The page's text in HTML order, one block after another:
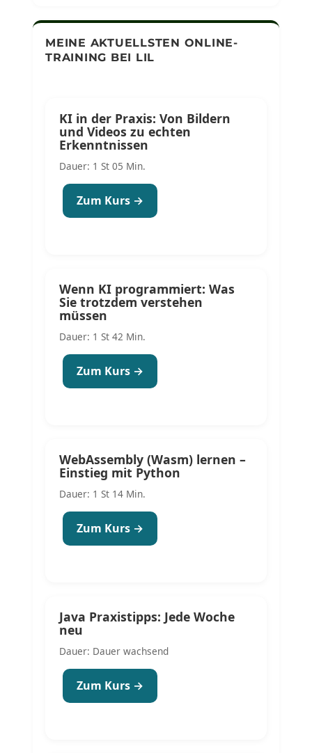
MEINE AKTUELLSTEN ONLINE-
TRAINING BEI LIL
KI in der Praxis: Von Bildern
und Videos zu echten
Erkenntnissen
Dauer: 1 St 05 Min.
Zum Kurs →
Wenn KI programmiert: Was
Sie trotzdem verstehen
müssen
Dauer: 1 St 42 Min.
Zum Kurs →
WebAssembly (Wasm) lernen –
Einstieg mit Python
Dauer: 1 St 14 Min.
Zum Kurs →
Java Praxistipps: Jede Woche
neu
Dauer: Dauer wachsend
Zum Kurs →